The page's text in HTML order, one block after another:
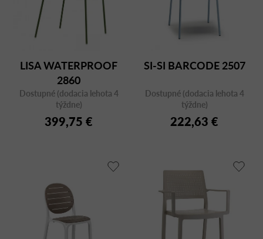
LISA WATERPROOF
2860
Dostupné (dodacia lehota 4
týždne)
399,75 €
SI-SI BARCODE 2507
Dostupné (dodacia lehota 4
týždne)
222,63 €